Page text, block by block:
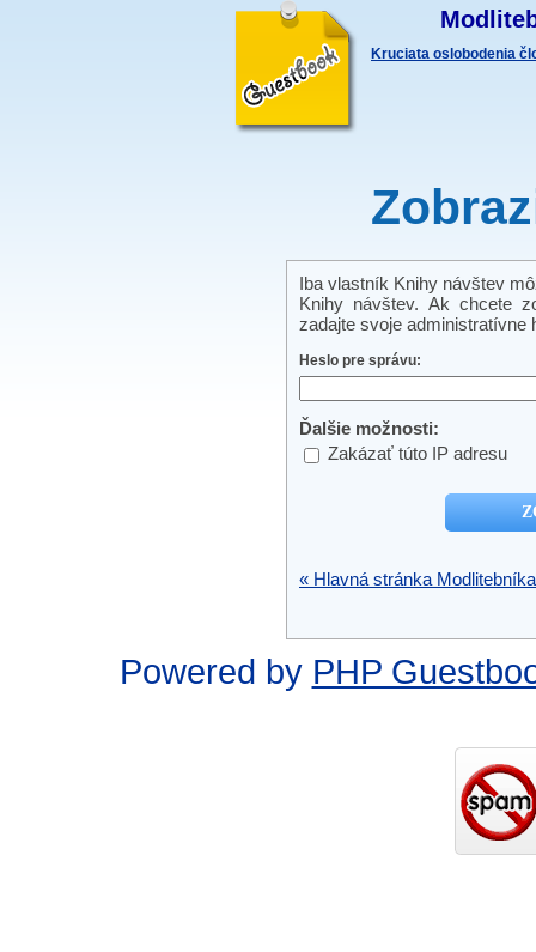
Kruciata oslobodenia
Iba vlastník Knihy návštev
Knihy návštev. Ak chcete
zadajte svoje administratívne
Heslo pre správu:
Ďalšie možnosti:
Zakázať túto IP adresu
« Hlavná stránka Modlitebníka
Powered by PHP